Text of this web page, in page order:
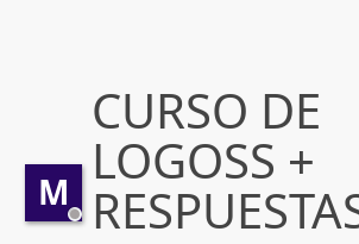
M
CURSO DE
LOGOSS +